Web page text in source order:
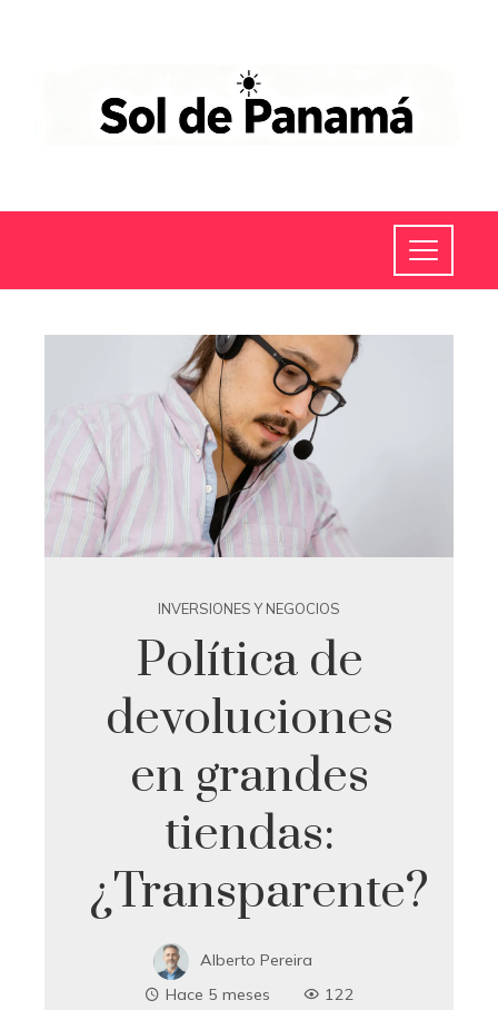
INVERSIONES Y NEGOCIOS
Política de
devoluciones
en grandes
tiendas:
¿Transparente?
Alberto Pereira
Hace 5 meses
122